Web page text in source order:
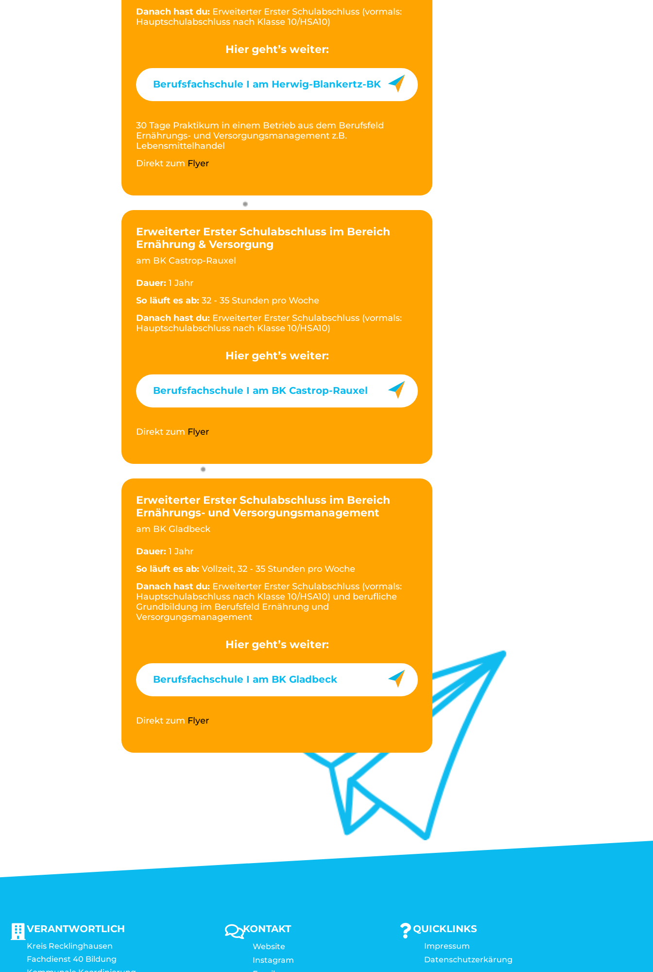
Danach hast du: Erweiterter Erster Schulabschluss (vormals:
Hauptschulabschluss nach Klasse 10/HSA10)
Hier geht’s weiter:
Berufsfachschule I am Herwig-Blankertz-BK
30 Tage Praktikum in einem Betrieb aus dem Berufsfeld
Ernährungs- und Versorgungsmanagement z.B.
Lebensmittelhandel
Direkt zum Flyer
Erweiterter Erster Schulabschluss im Bereich
Ernährung & Versorgung
am BK Castrop-Rauxel
Dauer: 1 Jahr
So läuft es ab: 32 - 35 Stunden pro Woche
Danach hast du: Erweiterter Erster Schulabschluss (vormals:
Hauptschulabschluss nach Klasse 10/HSA10)
Hier geht’s weiter:
Berufsfachschule I am BK Castrop-Rauxel
Direkt zum Flyer
Erweiterter Erster Schulabschluss im Bereich
Ernährungs- und Versorgungsmanagement
am BK Gladbeck
Dauer: 1 Jahr
So läuft es ab: Vollzeit, 32 - 35 Stunden pro Woche
Danach hast du: Erweiterter Erster Schulabschluss (vormals:
Hauptschulabschluss nach Klasse 10/HSA10) und berufliche
Grundbildung im Berufsfeld Ernährung und
Versorgungsmanagement
Hier geht’s weiter:
Berufsfachschule I am BK Gladbeck
Direkt zum Flyer
VERANTWORTLICH
Kreis Recklinghausen
Fachdienst 40 Bildung
KONTAKT
Website
Instagram
QUICKLINKS
Impressum
Datenschutzerkärung